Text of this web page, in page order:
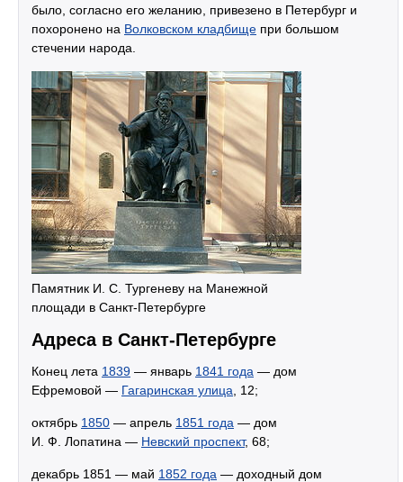
было, согласно его желанию, привезено в Петербург и
похоронено на Волковском кладбище при большом
стечении народа.
Памятник И. С. Тургеневу на Манежной
площади в Санкт-Петербурге
Адреса в Санкт-Петербурге
Конец лета 1839 — январь 1841 года — дом
Ефремовой — Гагаринская улица , 12;
октябрь 1850 — апрель 1851 года — дом
И. Ф. Лопатина — Невский проспект, 68;
декабрь 1851 — май 1852 года — доходный дом